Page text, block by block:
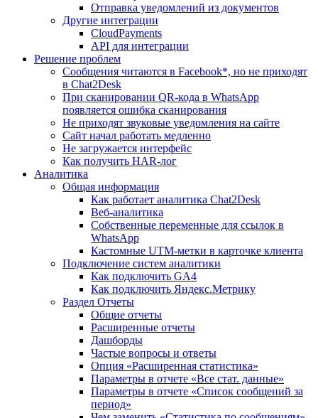
Отправка уведомлений из документов
Другие интеграции
CloudPayments
API для интеграции
Решение проблем
Сообщения читаются в Facebook*, но не приходят
в Chat2Desk
При сканировании QR-кода в WhatsApp
появляется ошибка сканирования
Не приходят звуковые уведомления на сайте
Сайт начал работать медленно
Не загружается интерфейс
Как получить HAR-лог
Аналитика
Общая информация
Как работает аналитика Chat2Desk
Веб-аналитика
Собственные переменные для ссылок в
WhatsApp
Кастомные UTM-метки в карточке клиента
Подключение систем аналитики
Как подключить GA4
Как подключить Яндекс.Метрику
Раздел Отчеты
Общие отчеты
Расширенные отчеты
Дашборды
Частые вопросы и ответы
Опция «Расширенная статистика»
Параметры в отчете «Все стат. данные»
Параметры в отчете «Список сообщений за
период»